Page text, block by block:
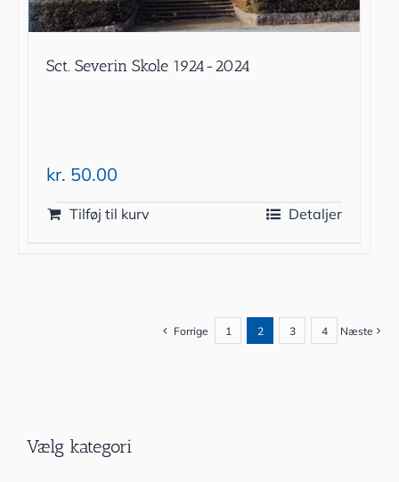
Sct. Severin Skole 1924-2024
kr. 50.00
Tilføj til kurv Detaljer
Forrige 1 2 3 4 Næste
Vælg kategori